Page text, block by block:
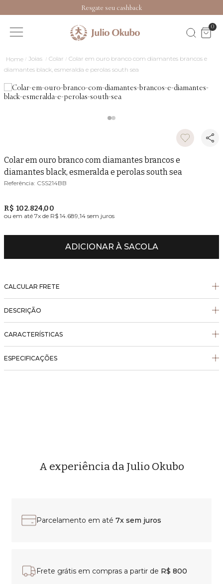
Resgate seu cashback
0
Joias Colar
Colar em ouro branco com diamantes brancos e
diamantes black, esmeralda e perolas south sea
Colar em ouro branco com diamantes brancos e
diamantes black, esmeralda e perolas south sea
CSS214BB
R$ 102.824,00
ou em até 7x de R$ 14.689,14 sem juros
ADICIONAR À SACOLA
CALCULAR FRETE
DESCRIÇÃO
CARACTERÍSTICAS
ESPECIFICAÇÕES
A experiência da Julio Okubo
Parcelamento em até 7x sem juros
Frete grátis em compras a partir de R$ 800